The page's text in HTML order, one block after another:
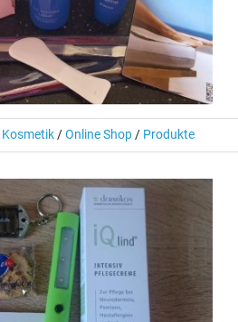
Kosmetik/Online Shop/ Produkte